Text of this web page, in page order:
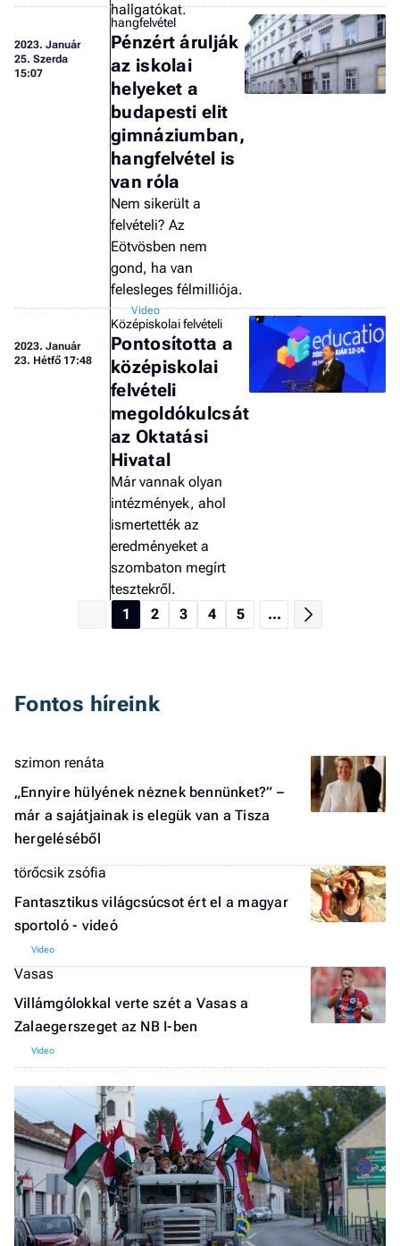
hallgatókat.
2023. Január
25. Szerda
15:07
hangfelvétel
Pénzért árulják
az iskolai
helyeket a
budapesti elit
gimnáziumban,
hangfelvétel is
van róla
Nem sikerült a
felvételi? Az
Eötvösben nem
gond, ha van
felesleges félmilliója.
2023. Január
23. Hétfő 17:48
Középiskolai felvételi
Pontosította a
középiskolai
felvételi
megoldókulcsát
az Oktatási
Hivatal
Már vannak olyan
intézmények, ahol
ismertették az
eredményeket a
szombaton megírt
tesztekről.
1
2 3 4 5 ...
Fontos híreink
szimon renáta
„Ennyire hülyének nėznek bennünket?” –
már a sajátjainak is elegük van a Tisza
hergeléséből
törőcsik zsófia
Fantasztikus világcsúcsot ért el a magyar
sportoló - videó
Vasas
Villámgólokkal verte szét a Vasas a
Zalaegerszeget az NB I-ben